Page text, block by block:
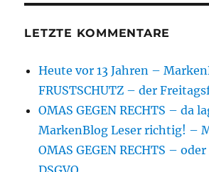
LETZTE KOMMENTARE
Heute vor 13 Jahren –
FRUSTSCHUTZ – der
OMAS GEGEN RECHTS – da
MarkenBlog Leser richtig! –
OMAS GEGEN RECHTS –